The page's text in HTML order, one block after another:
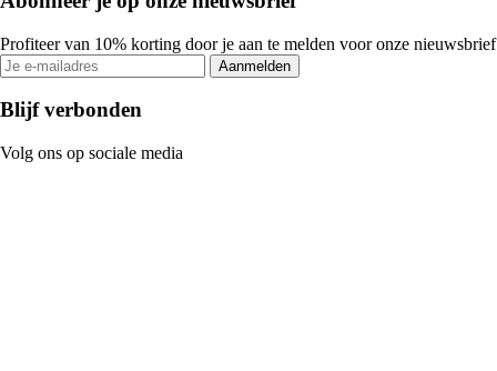
Profiteer van 10% korting door je aan te melden voor onze nieuwsbrief
Aanmelden
Blijf verbonden
Volg ons op sociale media